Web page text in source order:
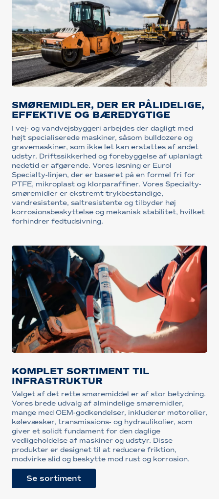
SMØREMIDLER, DER ER PÅLIDELIGE,
EFFEKTIVE OG BÆREDYGTIGE
I vej- og vandvejsbyggeri arbejdes der dagligt med
højt specialiserede maskiner, såsom bulldozere og
gravemaskiner, som ikke let kan erstattes af andet
udstyr. Driftssikkerhed og forebyggelse af uplanlagt
nedetid er afgørende. Vores løsning er Eurol
Specialty-linjen, der er baseret på en formel fri for
PTFE, mikroplast og klorparaffiner. Vores Specialty-
smøremidler er ekstremt trykbestandige,
vandresistente, saltresistente og tilbyder høj
korrosionsbeskyttelse og mekanisk stabilitet, hvilket
forhindrer fedtudsivning.
KOMPLET SORTIMENT TIL
INFRASTRUKTUR
Valget af det rette smøremiddel er af stor betydning.
Vores brede udvalg af almindelige smøremidler,
mange med OEM-godkendelser, inkluderer motorolier,
kølevæsker, transmissions- og hydraulikolier, som
giver et solidt fundament for den daglige
vedligeholdelse af maskiner og udstyr. Disse
produkter er designet til at reducere friktion,
modvirke slid og beskytte mod rust og korrosion.
Se sortiment